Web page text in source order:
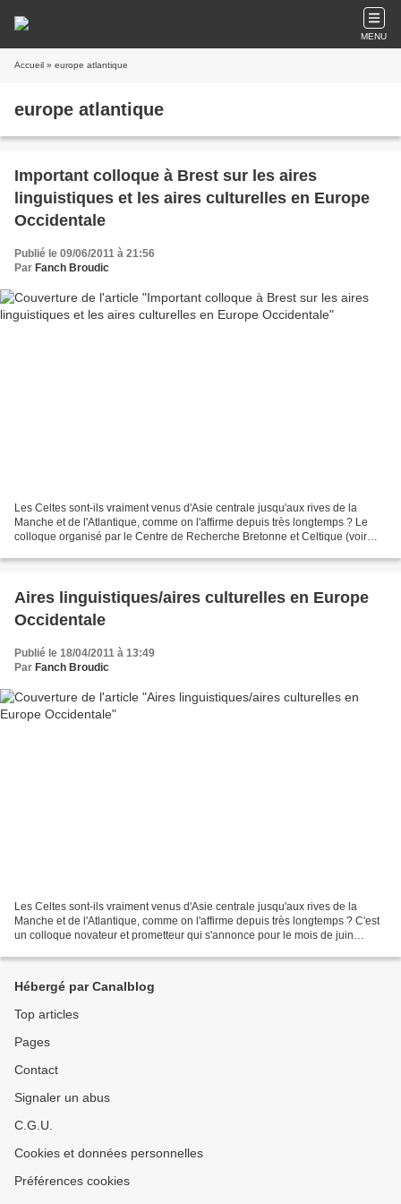
MENU
Accueil » europe atlantique
europe atlantique
Important colloque à Brest sur les aires
linguistiques et les aires culturelles en Europe
Occidentale
Publié le 09/06/2011 à 21:56
Par Fanch Broudic
Les Celtes sont-ils vraiment venus d'Asie centrale jusqu'aux rives de la
Manche et de l'Atlantique, comme on l'affirme depuis très longtemps ? Le
colloque organisé par le Centre de Recherche Bretonne et Celtique (voir
Aires linguistiques/aires culturelles en Europe
Occidentale
Publié le 18/04/2011 à 13:49
Par Fanch Broudic
Les Celtes sont-ils vraiment venus d'Asie centrale jusqu'aux rives de la
Manche et de l'Atlantique, comme on l'affirme depuis très longtemps ? C'est
un colloque novateur et prometteur qui s'annonce pour le mois de juin
Hébergé par Canalblog
Top articles
Pages
Contact
Signaler un abus
C.G.U.
Cookies et données personnelles
Préférences cookies